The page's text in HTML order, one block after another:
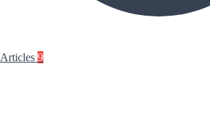
Articles 9